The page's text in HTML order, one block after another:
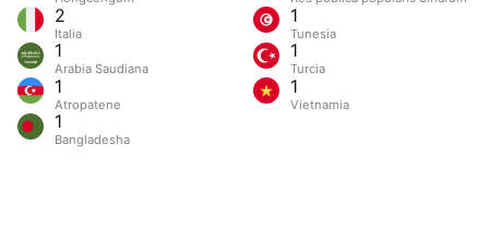
2
Italia
1
Arabia Saudiana
1
Atropatene
1
Bangladesha
1
Tunesia
1
Turcia
1
Vietnamia